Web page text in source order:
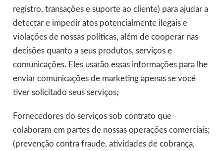
registro, transações e suporte ao cliente) para ajudar a
detectar e impedir atos potencialmente ilegais e
violações de nossas políticas, além de cooperar nas
decisões quanto a seus produtos, serviços e
comunicações. Eles usarão essas informações para lhe
enviar comunicações de marketing apenas se você
tiver solicitado seus serviços;
Fornecedores do serviços sob contrato que
colaboram em partes de nossas operações comerciais;
(prevenção contra fraude, atividades de cobrança,